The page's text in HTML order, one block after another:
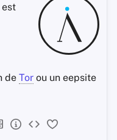
de Tor ou un eepsite